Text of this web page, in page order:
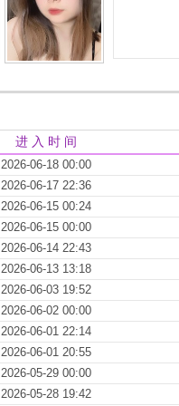
进 入 时 间
2026-06-18 00:00
2026-06-17 22:36
2026-06-15 00:24
2026-06-15 00:00
2026-06-14 22:43
2026-06-13 13:18
2026-06-03 19:52
2026-06-02 00:00
2026-06-01 22:14
2026-06-01 20:55
2026-05-29 00:00
2026-05-28 19:42